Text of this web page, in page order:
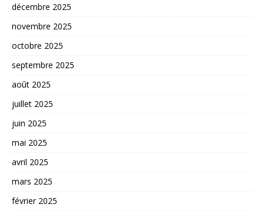
décembre 2025
novembre 2025
octobre 2025
septembre 2025
août 2025
juillet 2025
juin 2025
mai 2025
avril 2025
mars 2025
février 2025